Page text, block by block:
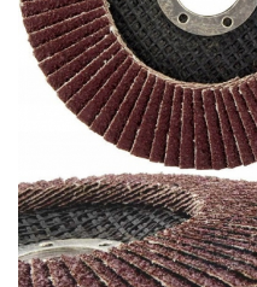
compresoare
Cricuri Auto Hidraulice
Pneumatice si Trapezoidale
Cricuri hidraulice
Cricuri pneumatice
Cricuri trapezoidale
Feon Electric
Generatoare curent
Gresoare
Mixere
Motocositoare si Motosape
Nivela laser
Pistol de vopsit
Pompe
Rotopercutoare si bormasini
Taiat gresie si faianta